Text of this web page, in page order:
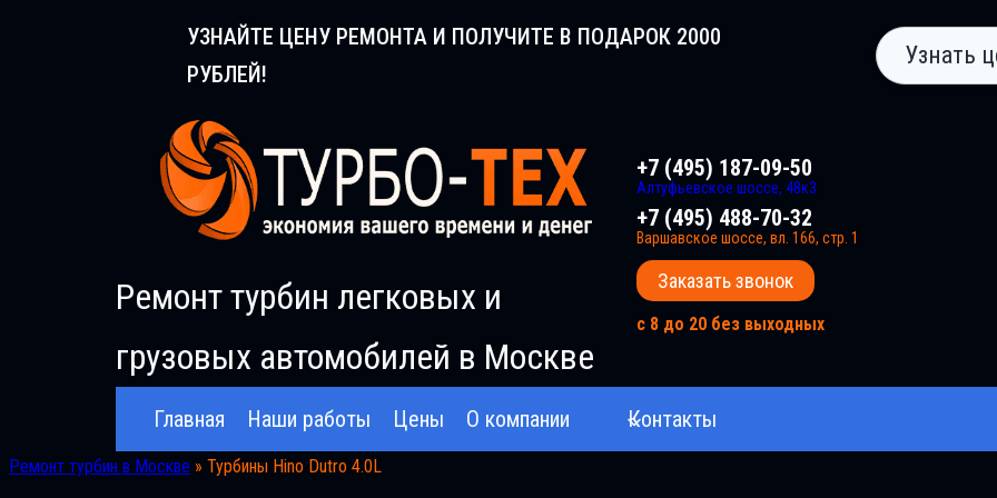
УЗНАЙТЕ ЦЕНУ РЕМОНТА И ПОЛУЧИТЕ В ПОДАРОК 2000
РУБЛЕЙ!
Узнать
Ремонт турбин легковых и
грузовых автомобилей в Москве
+7 (495) 187-09-50
Алтуфьевское шоссе, 48к3
+7 (495) 488-70-32
Варшавское шоссе, вл. 166, стр. 1
Заказать звонок
с 8 до 20 без выходных
Главная Наши работы Цены О компании Контакты
Ремонт турбин в Москве » Турбины Hino Dutro 4.0L